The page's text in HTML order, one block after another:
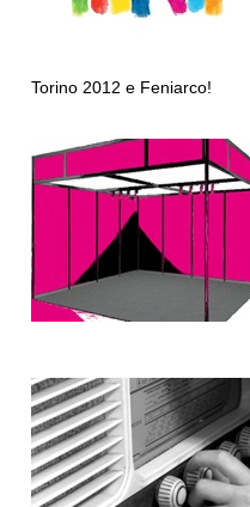
Torino 2012 e Feniarco!